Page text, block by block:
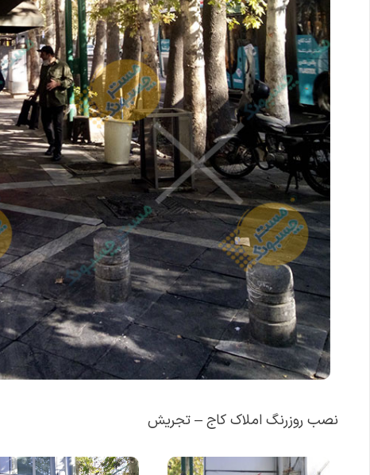
نصب روزرنگ املاک کاج – تجریش